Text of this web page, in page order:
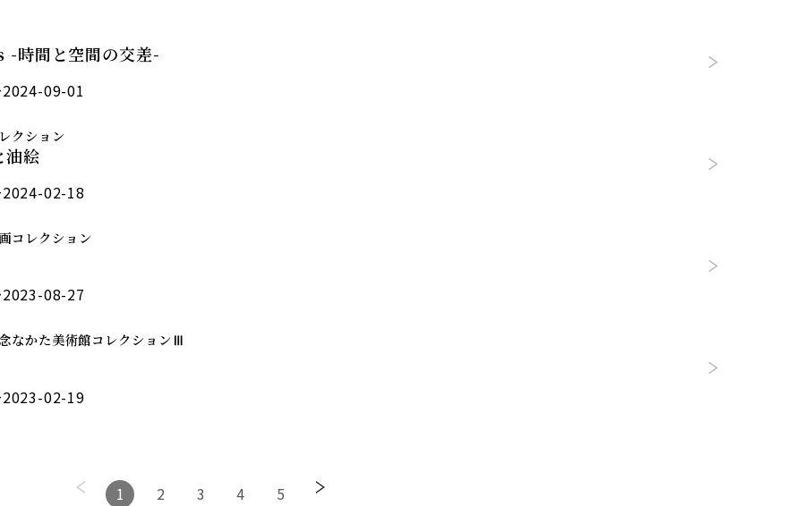
時間と空間の交差-
09-01
クション
油絵
02-18
コレクション
08-27
なかた美術館コレクションⅢ
02-19
1 2 3 4 5